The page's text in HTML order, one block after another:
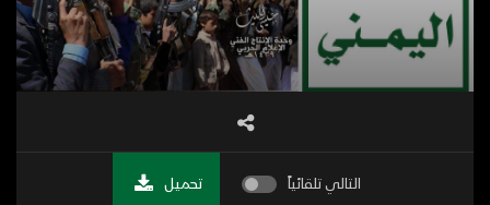
01:38
التالي تلقائياً تحميل